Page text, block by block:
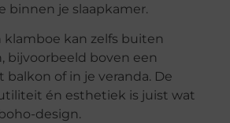
binnen je slaapkamer.
klamboe kan zelfs buiten
bijvoorbeeld boven een
balkon of in je veranda. De
én esthetiek is juist wat
design.